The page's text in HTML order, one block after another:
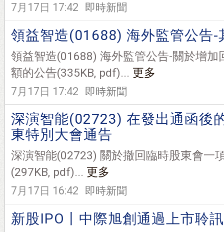
7月17日 17:42 即時新聞
領益智造(01688) 海外監管公告-
領益智造(01688) 海外監管公告-關於增加
額的公告(335KB, pdf)... 更多
7月17日 17:42 即時新聞
深演智能(02723) 在發出通函後
東特別大會通告
深演智能(02723) 關於撤回臨時股東會一
(297KB, pdf)... 更多
7月17日 16:42 即時新聞
新股IPO丨中際旭創通過上市聆訊